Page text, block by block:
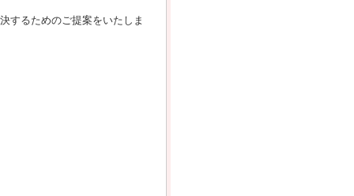
するためのご提案をいたしま